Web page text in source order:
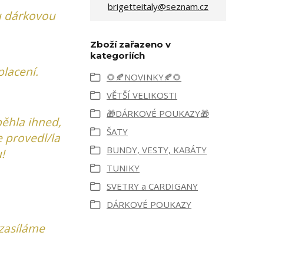
dárkovou
ihned,
provedl/la
brigetteitaly@seznam.cz
Zboží zařazeno v
kategoriích
🌻🍂NOVINKY🍂🌻
VĚTŠÍ VELIKOSTI
🎁DÁRKOVÉ POUKAZY🎁
ŠATY
BUNDY, VESTY, KABÁTY
TUNIKY
SVETRY a CARDIGANY
DÁRKOVÉ POUKAZY